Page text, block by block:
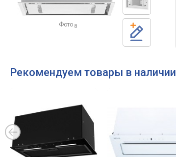
Фото 8
Рекомендуем товары в наличии